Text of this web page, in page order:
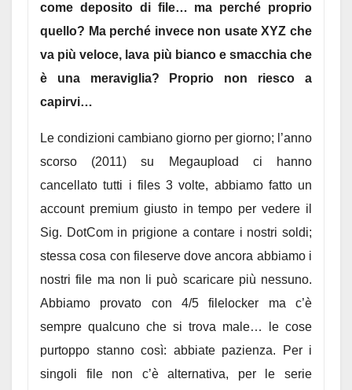
come deposito di file… ma perché proprio
quello? Ma perché invece non usate XYZ che
va più veloce, lava più bianco e smacchia che
è una meraviglia? Proprio non riesco a
capirvi…
Le condizioni cambiano giorno per giorno; l’anno
scorso (2011) su Megaupload ci hanno
cancellato tutti i files 3 volte, abbiamo fatto un
account premium giusto in tempo per vedere il
Sig. DotCom in prigione a contare i nostri soldi;
stessa cosa con fileserve dove ancora abbiamo i
nostri file ma non li può scaricare più nessuno.
Abbiamo provato con 4/5 filelocker ma c’è
sempre qualcuno che si trova male… le cose
purtoppo stanno così: abbiate pazienza. Per i
singoli file non c’è alternativa, per le serie